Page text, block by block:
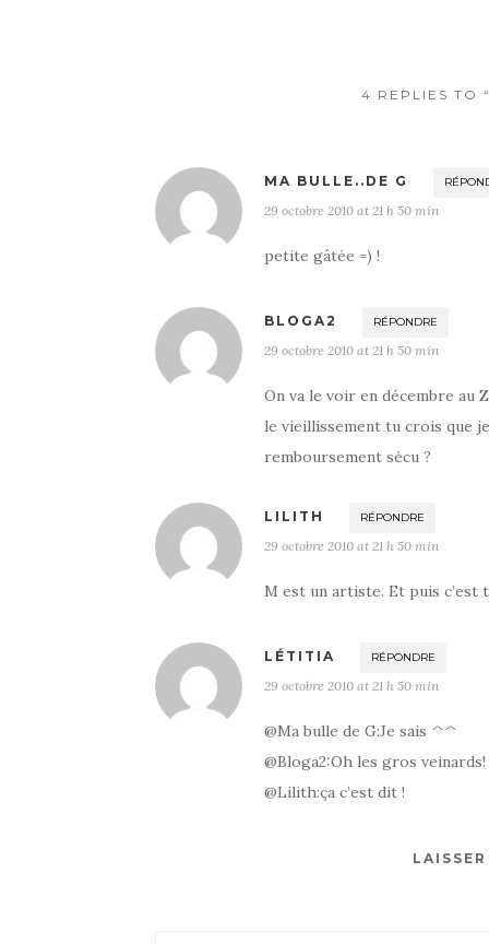
4 REPLIES TO
MA BULLE..DE G
29 octobre 2010 at 21 h 50 min
petite gâtée =) !
BLOGA2 RÉPONDRE
29 octobre 2010 at 21 h 50 min
On va le voir en décembre au
le vieillissement tu crois que
remboursement sécu ?
LILITH RÉPONDRE
29 octobre 2010 at 21 h 50 min
M est un artiste. Et puis c’est
LÉTITIA RÉPONDRE
29 octobre 2010 at 21 h 50 min
@Ma bulle de G:Je sais ^^
@Bloga2:Oh les gros veinards!
@Lilith:ça c’est dit !